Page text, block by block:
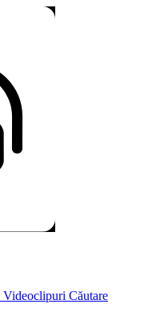
Videoclipuri Căutare